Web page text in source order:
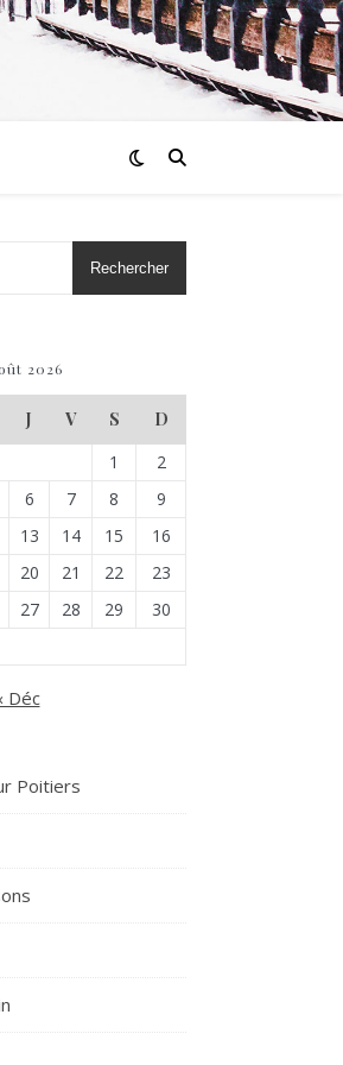
Rechercher
2026
J V S
D
1
2
6 7 8
9
13 14 15
16
20 21 22
23
27 28 29
30
Déc
Poitiers